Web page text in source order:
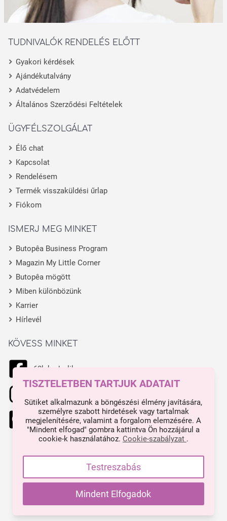
TUDNIVALÓK RENDELÉS ELŐTT
Gyakori kérdések
Ajándékutalvány
Adatvédelem
Általános Szerződési Feltételek
ÜGYFÉLSZOLGÁLAT
Élő chat
Kapcsolat
Rendelésem
Termék visszaküldési űrlap
Fiókom
ISMERJ MEG MINKET
Butopêa Business Program
Magazin My Little Corner
Butopêa mögött
Miben különbözünk
Karrier
Hírlevél
KÖVESS MINKET
68k kedvelik
444 kedvelik
Made with ❤ in Budapest. Impresszum
Minden árunk tartalmaz ÁFA-t.
TISZTELETBEN TARTJUK ADATAIT
Sütiket alkalmazunk a böngészési élmény javítására,
személyre szabott hirdetések vagy tartalmak
megjelenítésére, valamint a forgalom elemzésére. A
"Mindent elfogad" gombra kattintva Ön hozzájárul a
cookie-k használatához. Cookie-szabályzat .
Testreszabás
Mindent Elfogadok